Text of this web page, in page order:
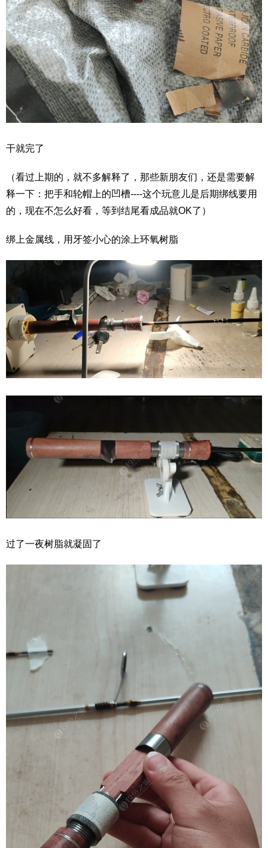
干就完了
（看过上期的，就不多解释了，那些新朋友们，还是需要解
释一下：把手和轮帽上的凹槽----这个玩意儿是后期绑线要用
的，现在不怎么好看，等到结尾看成品就OK了）
绑上金属线，用牙签小心的涂上环氧树脂
过了一夜树脂就凝固了